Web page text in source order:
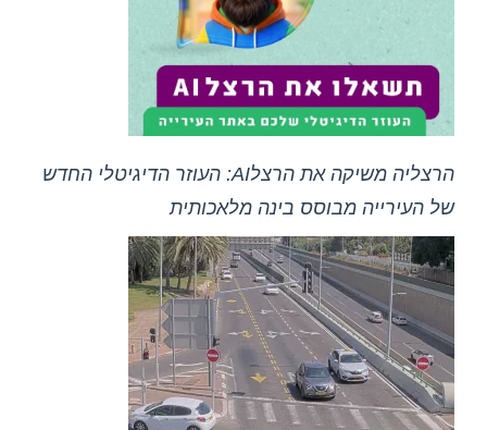
הרצליה משיקה את הרצלAI: העוזר הדיגיטלי החדש
של העירייה מבוסס בינה מלאכותית